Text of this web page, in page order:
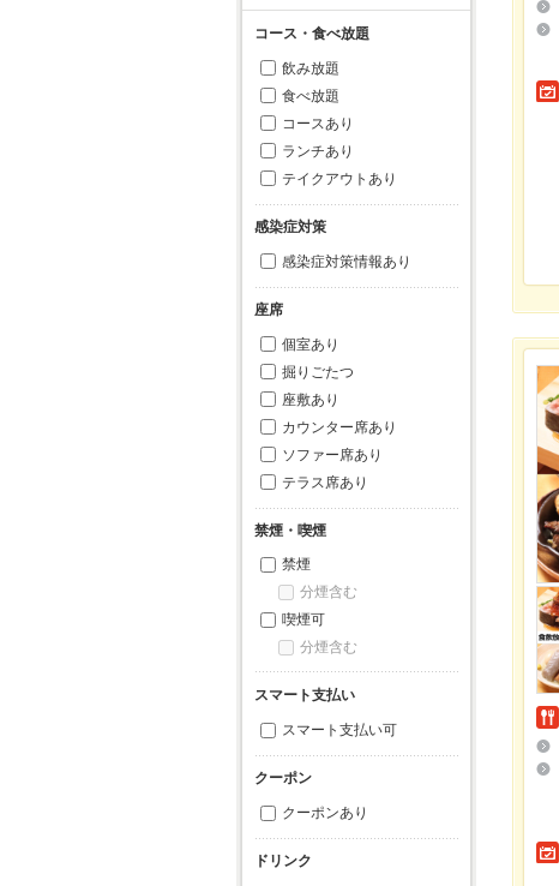
コース・食べ放題
飲み放題
食べ放題
コースあり
ランチあり
テイクアウトあり
感染症対策
感染症対策情報あり
座席
個室あり
掘りごたつ
座敷あり
カウンター席あり
ソファー席あり
テラス席あり
禁煙・喫煙
禁煙
分煙含む
喫煙可
分煙含む
スマート支払い
スマート支払い可
クーポン
クーポンあり
ドリンク